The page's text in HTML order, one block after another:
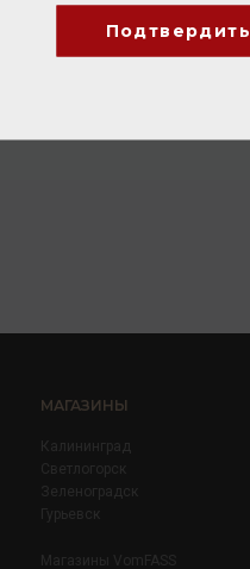
60г
изделия
Снеки
МАГАЗИНЫ
Калининград
Светлогорск
Зеленоградск
Гурьевск
Магазины VomFASS
Подтвердить